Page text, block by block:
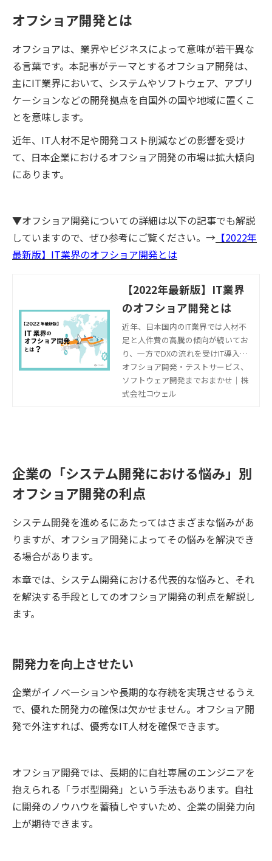
オフショア開発とは
オフショアは、業界やビジネスによって意味が若干異な
る言葉です。本記事がテーマとするオフショア開発は、
主にIT業界において、システムやソフトウェア、アプリ
ケーションなどの開発拠点を自国外の国や地域に置くこ
とを意味します。
近年、IT人材不足や開発コスト削減などの影響を受け
て、日本企業におけるオフショア開発の市場は拡大傾向
にあります。
▼オフショア開発についての詳細は以下の記事でも解説
していますので、ぜひ参考にご覧ください。→ 【2022年
最新版】IT業界のオフショア開発とは
【2022年最新版】IT業界
のオフショア開発とは
近年、日本国内のIT業界では人材不
足と人件費の高騰の傾向が続いてお
り、一方でDXの流れを受けIT導入の
ニーズは高まっています。その結
果、需給ギャップが拡大し、国内だ
けでIT需要を賄うことが難しくなっ
はよくわからない……」という方も
多いのではないでしょうか。 そこで
本記事では、IT業界におけるオフシ
ショア開発の最新動向、具体的な活
用方法、選び方のポイントまでをコ
オフショア開発・テストサービス、
ソフトウェア開発までおまかせ｜株
式会社コウェル
企業の「システム開発における悩み」別
オフショア開発の利点
システム開発を進めるにあたってはさまざまな悩みがあ
りますが、オフショア開発によってその悩みを解決でき
る場合があります。
本章では、システム開発における代表的な悩みと、それ
を解決する手段としてのオフショア開発の利点を解説し
ます。
開発力を向上させたい
企業がイノベーションや長期的な存続を実現させるうえ
で、優れた開発力の確保は欠かせません。オフショア開
発で外注すれば、優秀なIT人材を確保できます。
オフショア開発では、長期的に自社専属のエンジニアを
抱えられる「ラボ型開発」という手法もあります。自社
に開発のノウハウを蓄積しやすいため、企業の開発力向
上が期待できます。